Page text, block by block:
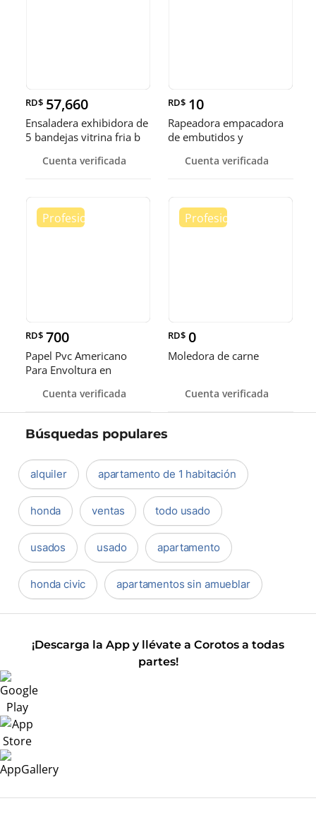
RD$ 57,660
Ensaladera exhibidora de
5 bandejas vitrina fria b
Cuenta verificada
RD$ 10
Rapeadora empacadora
de embutidos y
Cuenta verificada
RD$ 700
Papel Pvc Americano
Para Envoltura en
pulgadas
Cuenta verificada
RD$ 0
Moledora de carne
Cuenta verificada
Búsquedas populares
alquiler apartamento de 1 habitación
honda ventas todo usado
usados usado apartamento
honda civic apartamentos sin amueblar
¡Descarga la App y llévate a Corotos a todas
partes!